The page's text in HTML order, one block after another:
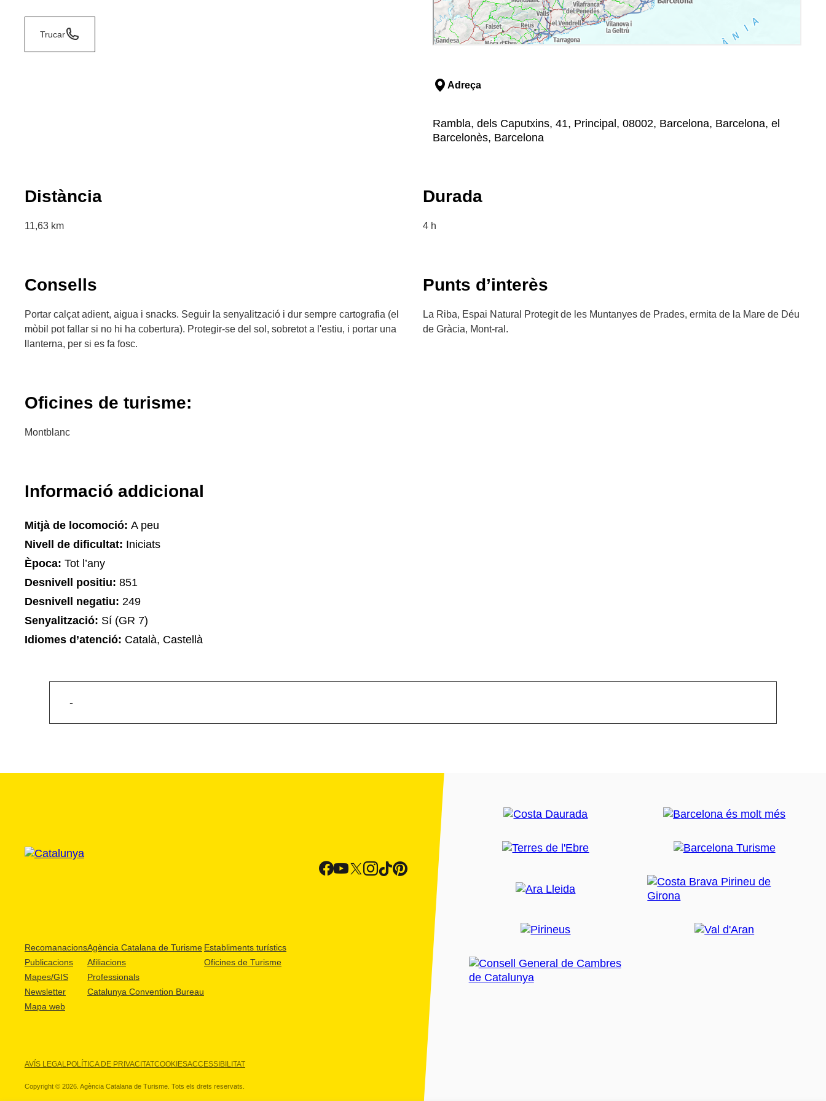
Trucar
Adreça
Rambla, dels Caputxins, 41, Principal, 08002, Barcelona, Barcelona, el
Barcelonès, Barcelona
Distància
11,63 km
Durada
4 h
Consells
Portar calçat adient, aigua i snacks. Seguir la senyalització i dur sempre cartografia (el
mòbil pot fallar si no hi ha cobertura). Protegir-se del sol, sobretot a l'estiu, i portar una
llanterna, per si es fa fosc.
Punts d’interès
La Riba, Espai Natural Protegit de les Muntanyes de Prades, ermita de la Mare de Déu
de Gràcia, Mont-ral.
Oficines de turisme:
Montblanc
Informació addicional
Mitjà de locomoció: A peu
Nivell de dificultat: Iniciats
Època: Tot l’any
Desnivell positiu: 851
Desnivell negatiu: 249
Senyalització: Sí (GR 7)
Idiomes d’atenció: Català, Castellà
-
Recomanacions
Publicacions
Mapes/GIS
Newsletter
Mapa web
Agència Catalana de Turisme
Afiliacions
Professionals
Catalunya Convention Bureau
Establiments turístics
Oficines de Turisme
AVÍS LEGALPOLÍTICA DE PRIVACITATCOOKIESACCESSIBILITAT
Copyright © 2026. Agència Catalana de Turisme. Tots els drets reservats.